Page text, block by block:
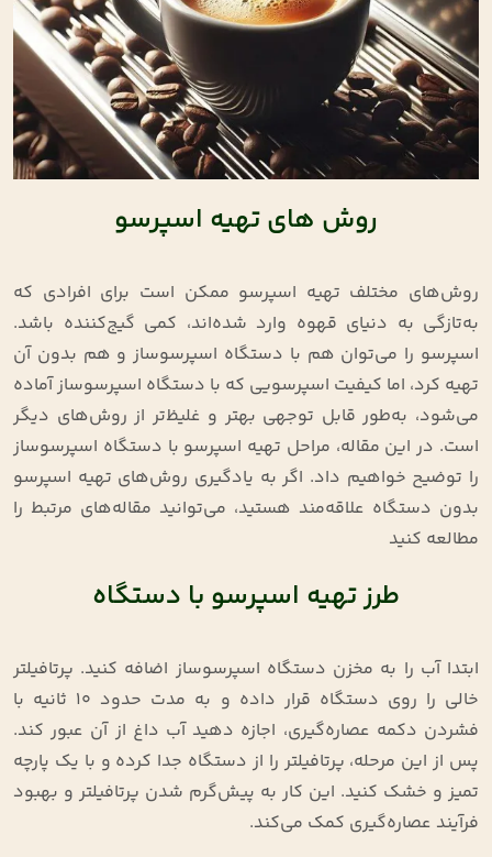
روش های تهیه اسپرسو
روش‌های مختلف تهیه اسپرسو ممکن است برای افرادی که
به‌تازگی به دنیای قهوه وارد شده‌اند، کمی گیج‌کننده باشد.
اسپرسو را می‌توان هم با دستگاه اسپرسوساز و هم بدون آن
تهیه کرد، اما کیفیت اسپرسویی که با دستگاه اسپرسوساز آماده
می‌شود، به‌طور قابل توجهی بهتر و غلیظ‌تر از روش‌های دیگر
است. در این مقاله، مراحل تهیه اسپرسو با دستگاه اسپرسوساز
را توضیح خواهیم داد. اگر به یادگیری روش‌های تهیه اسپرسو
بدون دستگاه علاقه‌مند هستید، می‌توانید مقاله‌های مرتبط را
مطالعه کنید
طرز تهیه اسپرسو با دستگاه
ابتدا آب را به مخزن دستگاه اسپرسوساز اضافه کنید. پرتافیلتر
خالی را روی دستگاه قرار داده و به مدت حدود 10 ثانیه با
فشردن دکمه عصاره‌گیری، اجازه دهید آب داغ از آن عبور کند.
پس از این مرحله، پرتافیلتر را از دستگاه جدا کرده و با یک پارچه
تمیز و خشک کنید. این کار به پیش‌گرم شدن پرتافیلتر و بهبود
فرآیند عصاره‌گیری کمک می‌کند.